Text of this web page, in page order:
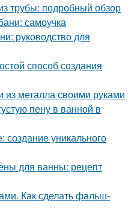
трубы: подробный обзор
самоучка
руководство для
способ создания
из металла своими руками
пену в ванной в
создание уникального
для ванны: рецепт
Как сделать фальш-